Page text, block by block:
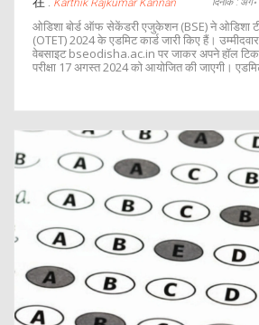
Karthik Rajkumar Kannan
ओडिशा बोर्ड ऑफ सेकेंडरी एजुकेशन (BSE) ने ओडिशा
(OTET) 2024 के एडमिट कार्ड जारी किए हैं।
वेबसाइट bseodisha.ac.in पर जाकर अपने हॉल
परीक्षा 17 अगस्त 2024 को आयोजित की जाएगी।